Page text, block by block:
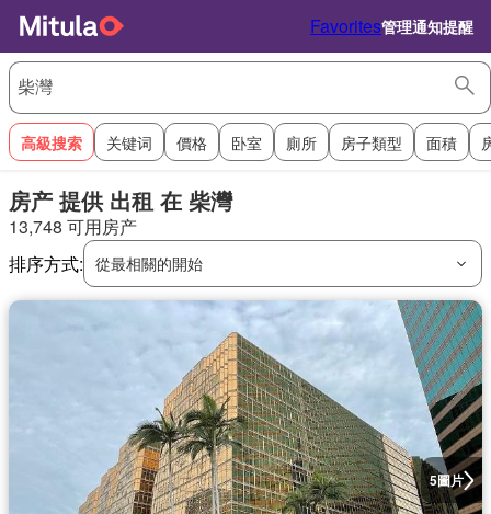
Favorites管理通知提醒
高級搜索 关键词 價格 卧室 廁所 房子類型 面積
房产 提供 出租 在 柴灣
13,748 可用房产
排序方式: 從最相關的開始
5圖片